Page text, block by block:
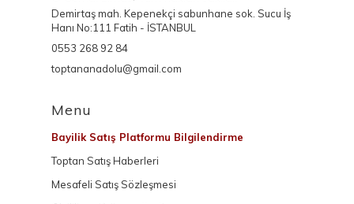
Demirtaş mah. Kepenekçi sabunhane sok. Sucu İş
Hanı No:111 Fatih - İSTANBUL
0553 268 92 84
toptananadolu@gmail.com
Menu
Bayilik Satış Platformu Bilgilendirme
Toptan Satış Haberleri
Mesafeli Satış Sözleşmesi